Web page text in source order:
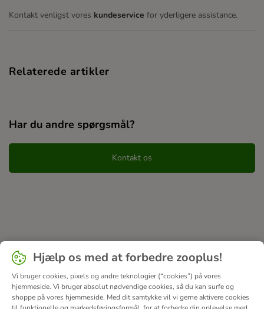
Kontakt venligst vores kundeservice for yderligere assistance.
Relaterede artikler
Har du andre spørgsmål?
Kontakt os
Hjælp os med at forbedre zooplus!
Vi bruger cookies, pixels og andre teknologier (“cookies”) på vores
hjemmeside. Vi bruger absolut nødvendige cookies, så du kan surfe og
shoppe på vores hjemmeside. Med dit samtykke vil vi gerne aktivere cookies